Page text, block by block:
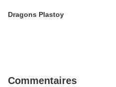
Dragons Plastoy
Commentaires